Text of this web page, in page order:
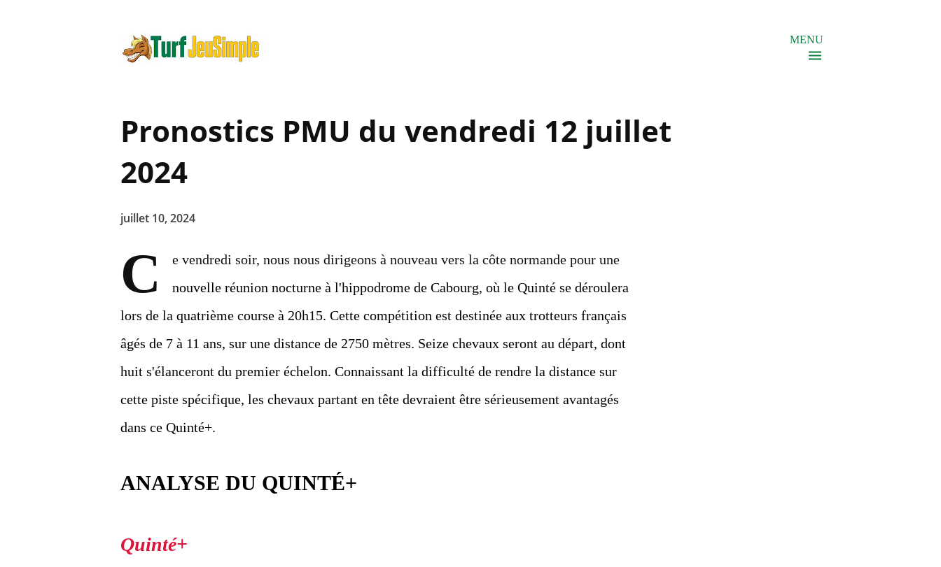
MENU
Pronostics PMU du vendredi 12 juillet
2024
juillet 10, 2024
C
e vendredi soir, nous nous dirigeons à nouveau vers la côte normande pour une
nouvelle réunion nocturne à l'hippodrome de Cabourg, où le Quinté se déroulera
lors de la quatrième course à 20h15. Cette compétition est destinée aux trotteurs français
âgés de 7 à 11 ans, sur une distance de 2750 mètres. Seize chevaux seront au départ, dont
huit s'élanceront du premier échelon. Connaissant la difficulté de rendre la distance sur
cette piste spécifique, les chevaux partant en tête devraient être sérieusement avantagés
dans ce Quinté+.
ANALYSE DU QUINTÉ+